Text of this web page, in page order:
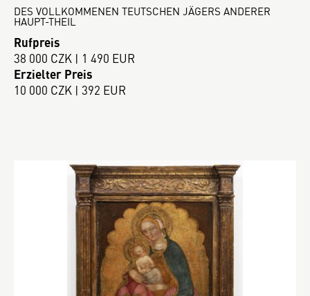
DES VOLLKOMMENEN TEUTSCHEN JÄGERS ANDERER
HAUPT-THEIL
Rufpreis
38 000 CZK | 1 490 EUR
Erzielter Preis
10 000 CZK | 392 EUR